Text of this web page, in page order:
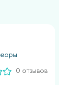
0 отзывов